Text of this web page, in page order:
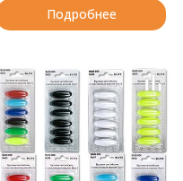
Подробнее